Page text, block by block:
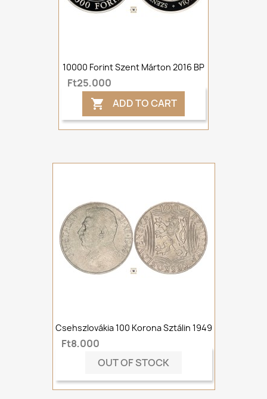
10000 Forint Szent Márton 2016 BP
Ft25,000
 ADD TO CART
Csehszlovákia 100 Korona Sztálin 1949
Ft8,000
OUT OF STOCK